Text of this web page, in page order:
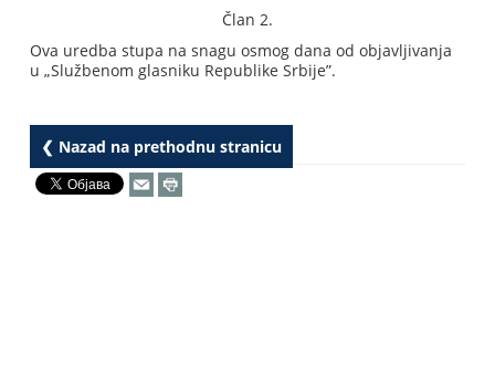
Član 2.
Ova uredba stupa na snagu osmog dana od objavljivanja
u „Službenom glasniku Republike Srbije”.
❮ Nazad na prethodnu stranicu